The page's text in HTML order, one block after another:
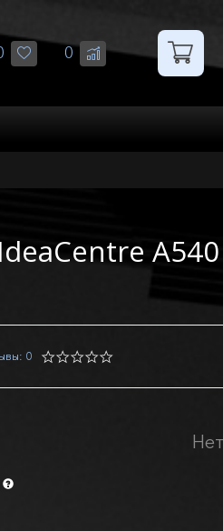
0
A540
0